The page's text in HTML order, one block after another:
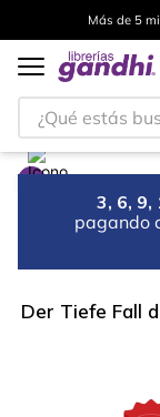
Más de 5
¿Qué estás
3, 6,
pagando
Der Tiefe Fall